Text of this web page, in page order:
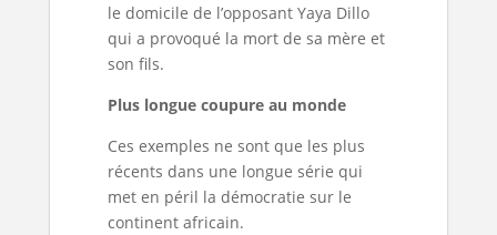
le domicile de l’opposant Yaya Dillo
qui a provoqué la mort de sa mère et
son fils.
Plus longue coupure au monde
Ces exemples ne sont que les plus
récents dans une longue série qui
met en péril la démocratie sur le
continent africain.